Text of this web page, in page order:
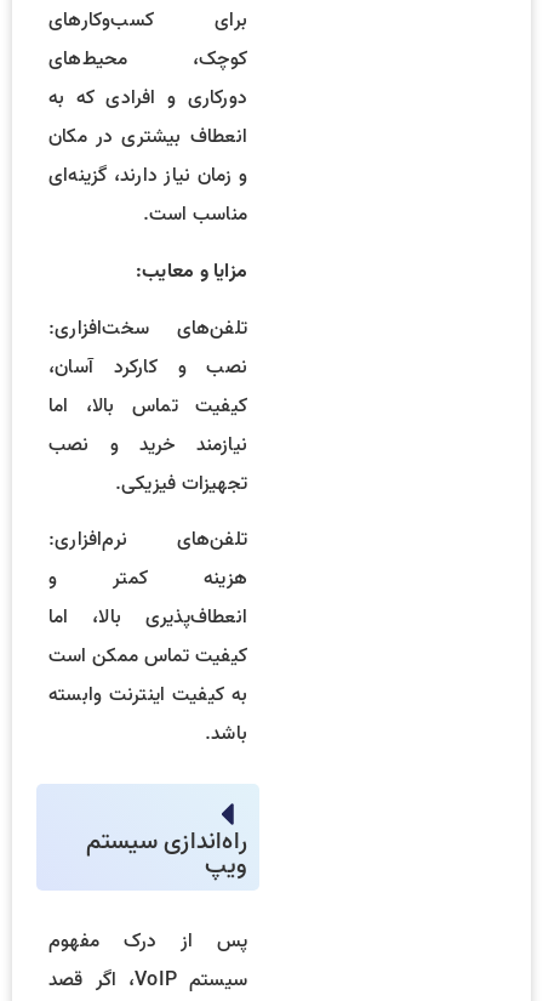
برای کسب‌وکارهای
کوچک، محیط‌های
دورکاری و افرادی که به
انعطاف بیشتری در مکان
و زمان نیاز دارند، گزینه‌ای
مناسب است.
مزایا و معایب:
تلفن‌های سخت‌افزاری:
نصب و کارکرد آسان،
کیفیت تماس بالا، اما
نیازمند خرید و نصب
تجهیزات فیزیکی.
تلفن‌های نرم‌افزاری:
هزینه کمتر و
انعطاف‌پذیری بالا، اما
کیفیت تماس ممکن است
به کیفیت اینترنت وابسته
باشد.
راه‌اندازی سیستم
ویپ
پس از درک مفهوم
سیستم VoIP، اگر قصد